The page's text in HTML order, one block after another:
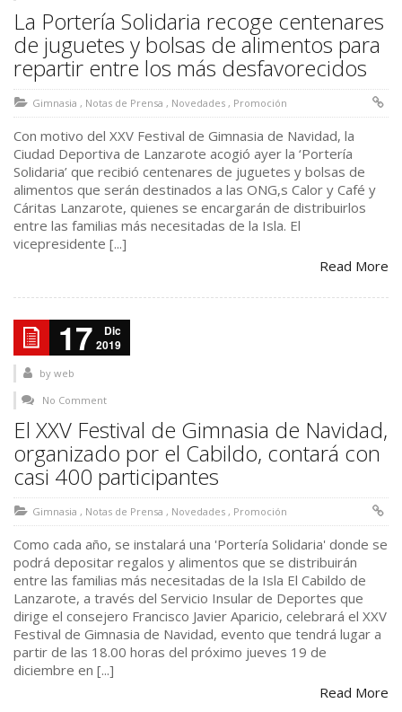
La Portería Solidaria recoge centenares
de juguetes y bolsas de alimentos para
repartir entre los más desfavorecidos
Gimnasia , Notas de Prensa , Novedades , Promoción
Con motivo del XXV Festival de Gimnasia de Navidad, la
Ciudad Deportiva de Lanzarote acogió ayer la ‘Portería
Solidaria’ que recibió centenares de juguetes y bolsas de
alimentos que serán destinados a las ONG,s Calor y Café y
Cáritas Lanzarote, quienes se encargarán de distribuirlos
entre las familias más necesitadas de la Isla. El
vicepresidente [...]
Read More
17
Dic
2019
by web
No Comment
El XXV Festival de Gimnasia de Navidad,
organizado por el Cabildo, contará con
casi 400 participantes
Gimnasia , Notas de Prensa , Novedades , Promoción
Como cada año, se instalará una 'Portería Solidaria' donde se
podrá depositar regalos y alimentos que se distribuirán
entre las familias más necesitadas de la Isla El Cabildo de
Lanzarote, a través del Servicio Insular de Deportes que
dirige el consejero Francisco Javier Aparicio, celebrará el XXV
Festival de Gimnasia de Navidad, evento que tendrá lugar a
partir de las 18.00 horas del próximo jueves 19 de
diciembre en [...]
Read More